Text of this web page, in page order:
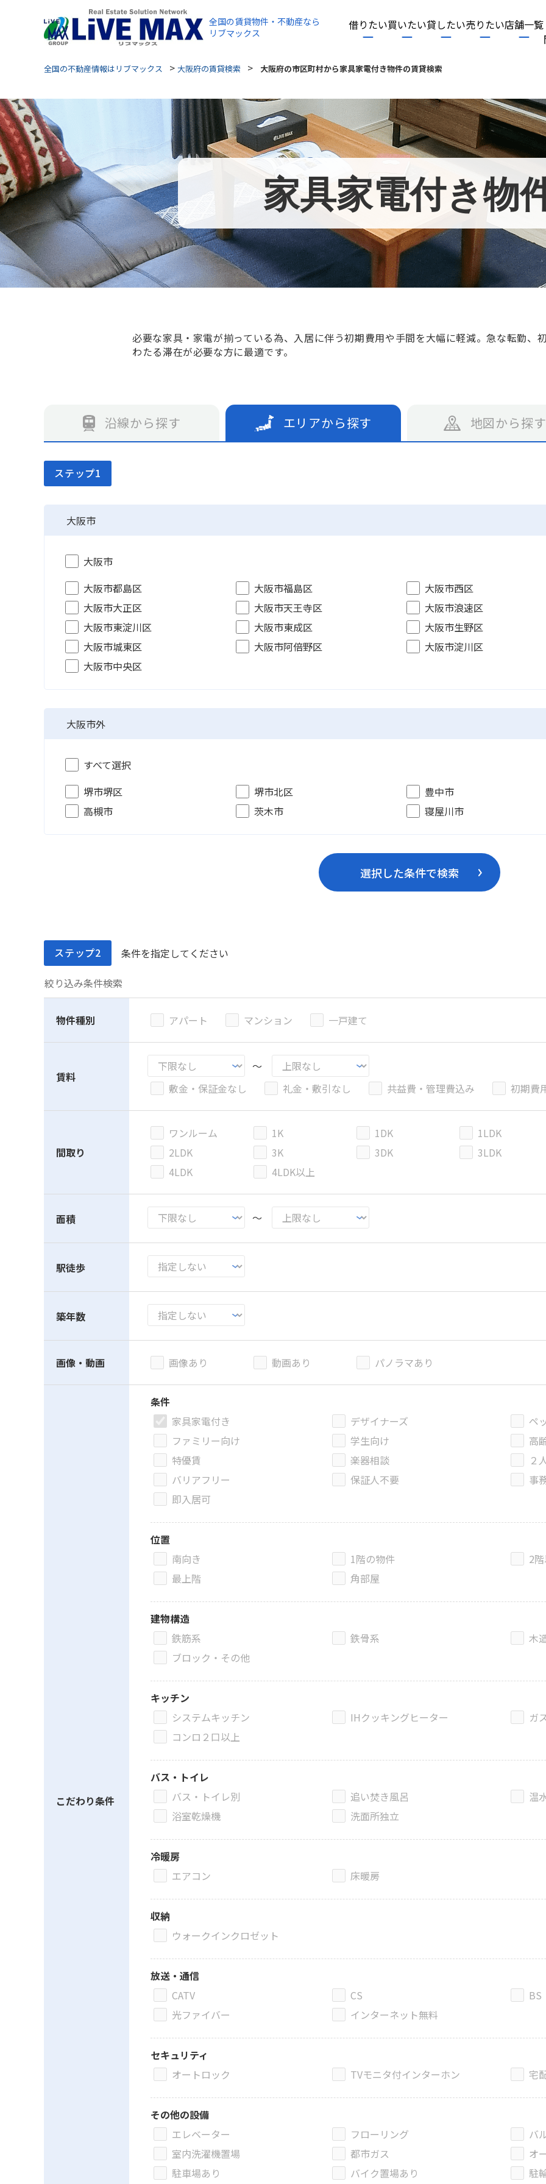
全国の賃貸物件・不動産なら
リブマックス
借りたい買いたい貸したい売りたい店舗一覧
全国の不動産情報はリブマックス > 大阪府の賃貸検索 > 大阪府の市区町村から家具家電付き物件の賃貸検索
家具家電付き物
必要な家具・家電が揃っている為、入居に伴う初期費用や手間を大幅に軽減。急な転勤、
わたる滞在が必要な方に最適です。
沿線から探す エリアから探す 地図から探す
ステップ1
大阪市
大阪市
大阪市都島区
大阪市福島区 大阪市西区
大阪市大正区
大阪市天王寺区 大阪市浪速区
大阪市東淀川区
大阪市東成区 大阪市生野区
大阪市城東区
大阪市阿倍野区 大阪市淀川区
大阪市中央区
大阪市外
すべて選択
堺市堺区
堺市北区 豊中市
高槻市
茨木市 寝屋川市
選択した条件で検索
ステップ2 条件を指定してください
絞り込み条件検索
物件種別 アパート マンション 一戸建て
賃料
～
敷金・保証金なし
礼金・敷引なし 共益費・管理費込み 初期費
間取り
ワンルーム 1K 1DK 1LDK
2LDK
3K 3DK 3LDK
4LDK
4LDK以上
面積 ～
駅徒歩
築年数
画像・動画 画像あり 動画あり パノラマあり
こだわり条件
条件
家具家電付き
デザイナーズ
ペ
ファミリー向け
学生向け
高
特優賃
楽器相談
２
バリアフリー
保証人不要
事
即入居可
位置
南向き
1階の物件
2
最上階
角部屋
建物構造
鉄筋系
鉄骨系
木
ブロック・その他
キッチン
システムキッチン
IHクッキングヒーター
ガ
コンロ２口以上
バス・トイレ
バス・トイレ別
追い焚き風呂
温
浴室乾燥機
洗面所独立
冷暖房
エアコン
床暖房
収納
ウォークインクロゼット
放送・通信
CATV
CS
BS
光ファイバー
インターネット無料
セキュリティ
オートロック
TVモニタ付インターホン 宅
その他の設備
エレベーター
フローリング
バ
室内洗濯機置場
都市ガス
オ
駐車場あり
バイク置場あり 駐